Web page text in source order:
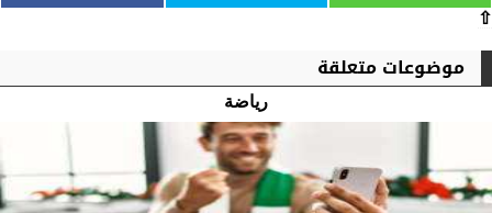
⇧
موضوعات متعلقة
رياضة